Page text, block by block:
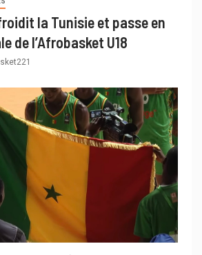
la Tunisie et passe en
de l’Afrobasket U18